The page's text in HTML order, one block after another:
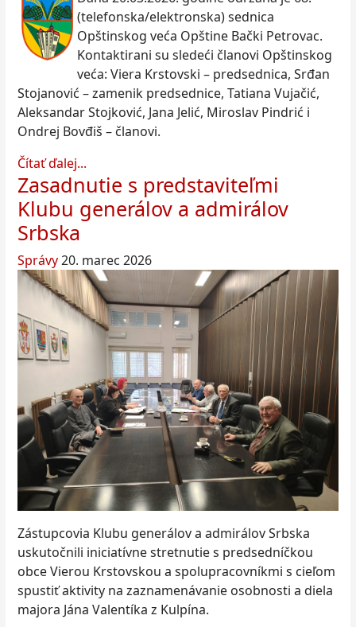
(telefonska/elektronska) sednica
Opštinskog veća Opštine Bački Petrovac.
Kontaktirani su sledeći članovi Opštinskog
veća: Viera Krstovski – predsednica, Srđan
Stojanović – zamenik predsednice, Tatiana Vujačić,
Aleksandar Stojković, Jana Jelić, Miroslav Pindrić i
Ondrej Bovđiš – članovi.
Čítať ďalej...
Zasadnutie s predstaviteľmi
Klubu generálov a admirálov
Srbska
Správy20. marec 2026
Zástupcovia Klubu generálov a admirálov Srbska
uskutočnili iniciatívne stretnutie s predsedníčkou
obce Vierou Krstovskou a spolupracovníkmi s cieľom
spustiť aktivity na zaznamenávanie osobnosti a diela
majora Jána Valentíka z Kulpína.